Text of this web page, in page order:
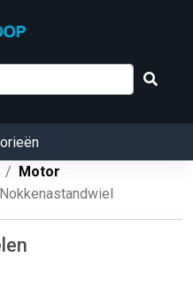
Motor
Nokkenastandwiel